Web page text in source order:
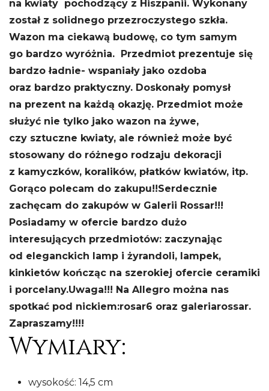
na kwiaty pochodzący z Hiszpanii. Wykonany
został z solidnego przezroczystego szkła.
Wazon ma ciekawą budowę, co tym samym
go bardzo wyróżnia. Przedmiot prezentuje się
bardzo ładnie- wspaniały jako ozdoba
oraz bardzo praktyczny. Doskonały pomysł
na prezent na każdą okazję. Przedmiot może
służyć nie tylko jako wazon na żywe,
czy sztuczne kwiaty, ale również może być
stosowany do różnego rodzaju dekoracji
z kamyczków, koralików, płatków kwiatów, itp.
Gorąco polecam do zakupu!!Serdecznie
zachęcam do zakupów w Galerii Rossar!!!
Posiadamy w ofercie bardzo dużo
interesujących przedmiotów: zaczynając
od eleganckich lamp i żyrandoli, lampek,
kinkietów kończąc na szerokiej ofercie ceramiki
i porcelany.Uwaga!!! Na Allegro można nas
spotkać pod nickiem:rosar6 oraz galeriarossar.
Zapraszamy!!!!
Wymiary:
wysokość: 14,5 cm